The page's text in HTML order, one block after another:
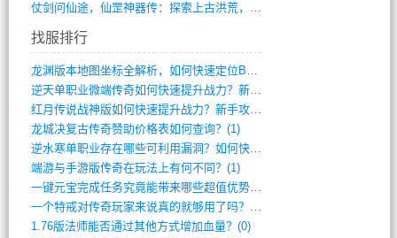
仗剑问仙途，仙罡神器传：探索上古洪荒，揭(813)
找服排行
龙渊版本地图坐标全解析，如何快速定位BO(3)
逆天单职业微端传奇如何快速提升战力？新手(2)
红月传说战神版如何快速提升战力？新手攻略(2)
龙城决复古传奇赞助价格表如何查询？(1)
逆水寒单职业存在哪些可利用漏洞？如何快速(1)
端游与手游版传奇在玩法上有何不同？(1)
一键元宝完成任务究竟能带来哪些超值优势？(0)
一个特戒对传奇玩家来说真的就够用了吗？(0)
1.76版法师能否通过其他方式增加血量？(0)